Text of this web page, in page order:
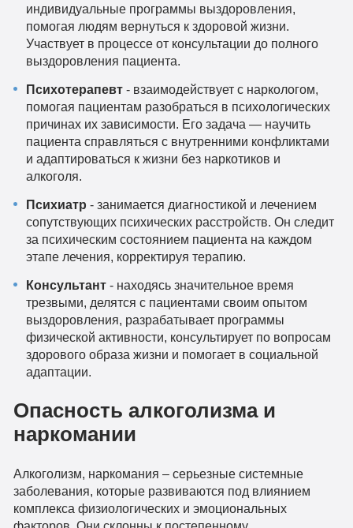
индивидуальные программы выздоровления,
помогая людям вернуться к здоровой жизни.
Участвует в процессе от консультации до полного
выздоровления пациента.
Психотерапевт - взаимодействует с наркологом,
помогая пациентам разобраться в психологических
причинах их зависимости. Его задача — научить
пациента справляться с внутренними конфликтами
и адаптироваться к жизни без наркотиков и
алкоголя.
Психиатр - занимается диагностикой и лечением
сопутствующих психических расстройств. Он следит
за психическим состоянием пациента на каждом
этапе лечения, корректируя терапию.
Консультант - находясь значительное время
трезвыми, делятся с пациентами своим опытом
выздоровления, разрабатывает программы
физической активности, консультирует по вопросам
здорового образа жизни и помогает в социальной
адаптации.
Опасность алкоголизма и
наркомании
Алкоголизм, наркомания – серьезные системные
заболевания, которые развиваются под влиянием
комплекса физиологических и эмоциональных